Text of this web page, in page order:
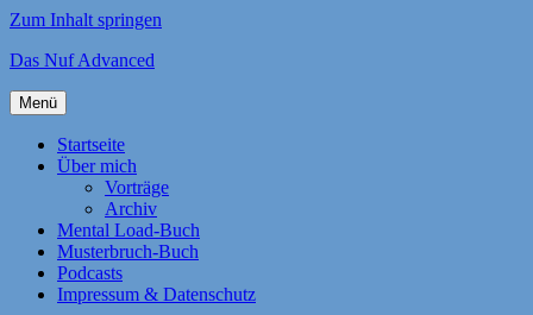
Zum Inhalt springen
Das Nuf Advanced
Menü
Startseite
Über mich
Vorträge
Archiv
Mental Load-Buch
Musterbruch-Buch
Podcasts
Impressum & Datenschutz